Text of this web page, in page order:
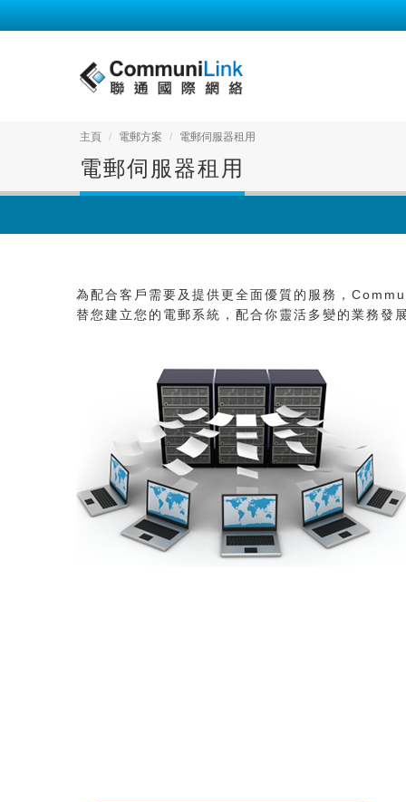
主頁 電郵方案 電郵伺服器租用
電郵伺服器租用
為配合客戶需要及提供更全面優質的服務，
替您建立您的電郵系統，配合你靈活多變的業務發